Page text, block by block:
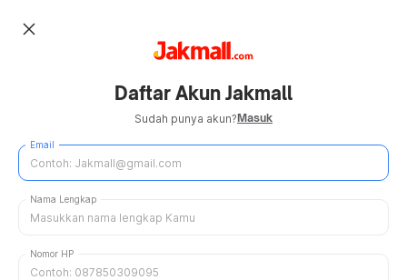
close
Daftar Akun Jakmall
Sudah punya akun?Masuk
Email
Nama Lengkap
Nomor HP